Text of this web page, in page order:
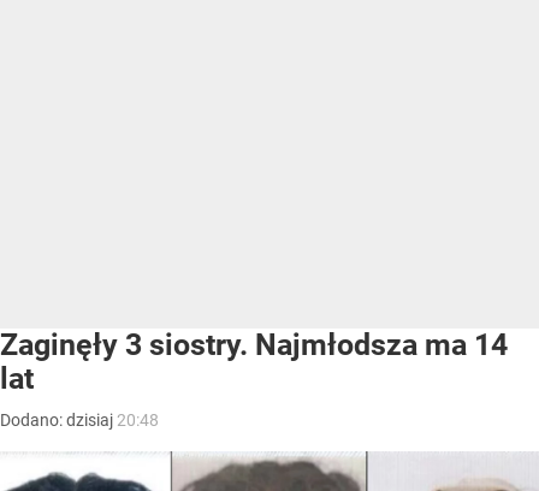
Zaginęły 3 siostry. Najmłodsza ma 14
lat
Dodano:dzisiaj 20:48